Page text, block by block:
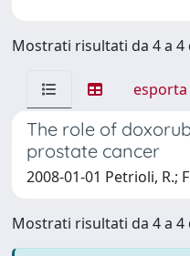
Mostrati risultati da 4 a 4
The role of
prostate cancer
2008-01-01 Petrioli, R.;
Mostrati risultati da 4 a 4